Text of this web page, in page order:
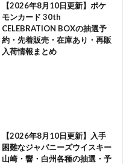
【2026年8月10日更新】ポケ
モンカード 30th
CELEBRATION BOXの抽選予
約・先着販売・在庫あり・再販
入荷情報まとめ
【2026年8月10日更新】入手
困難なジャパニーズウイスキー
山崎・響・白州各種の抽選・予